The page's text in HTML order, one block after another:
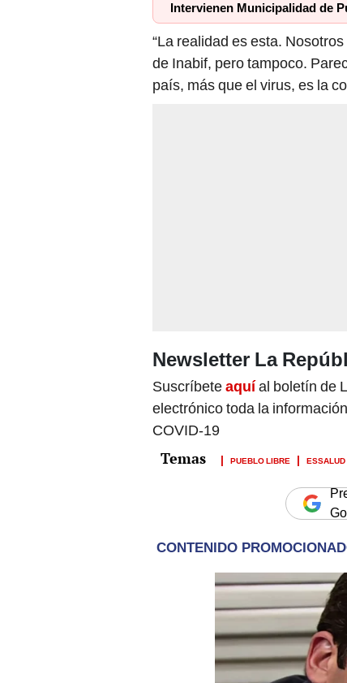
Intervienen Municipalidad de
“La realidad es esta.
de Inabif, pero tampoco.
país, más que el virus, es la
Newsletter La
Suscríbeteaquíal boletín de
electrónico toda la
COVID-19
PUEBLO LIBRE ESSALUD